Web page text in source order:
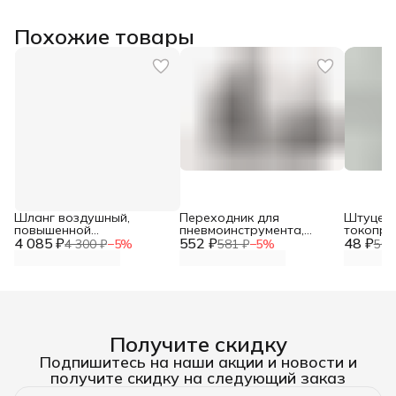
Похожие товары
4 085 ₽4 300 ₽−5%
Шланг воздушный,
повышенной
эластичности для пневмо 552 ₽581 ₽−5%
Переходник для
пневмоинструмента,
штуцер- быстросъемное 48 ₽50
Штуцер
Получите скидку
Подпишитесь на наши акции и новости и
получите скидку на следующий заказ